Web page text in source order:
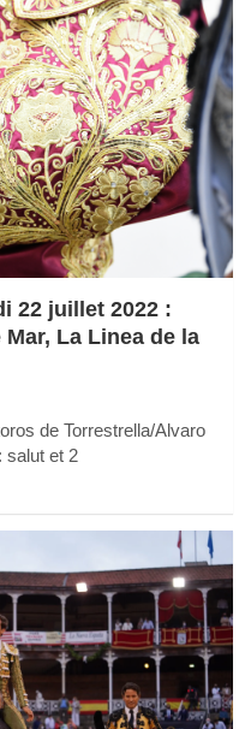
22 juillet 2022 :
La Linea de la
de Torrestrella/Alvaro
salut et 2